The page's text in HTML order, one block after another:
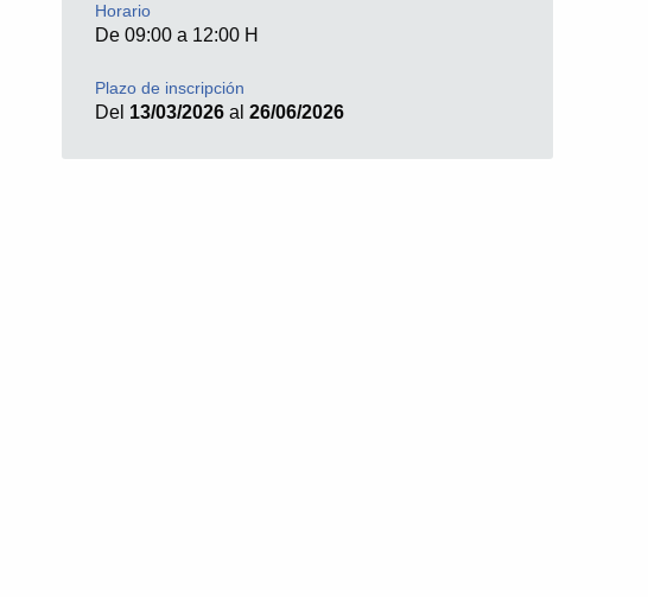
Horario
De 09:00 a 12:00 H
Plazo de inscripción
Del 13/03/2026al 26/06/2026